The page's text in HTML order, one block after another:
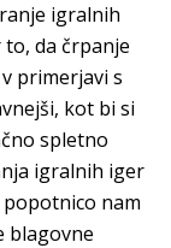
igralnih
da črpanje
primerjavi s
kot bi si
spletno
igralnih iger
nam
blagovne